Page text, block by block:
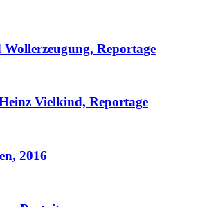
Reportage
Vielkind, Reportage
2016